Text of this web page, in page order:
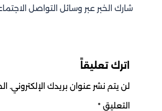
شارك الخبر عبر وسائل التواصل
اترك تعليقاً
لن يتم نشر عنوان بريدك الإلكتروني.
التعليق *